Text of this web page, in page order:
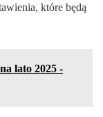
które będą
lato 2025 -